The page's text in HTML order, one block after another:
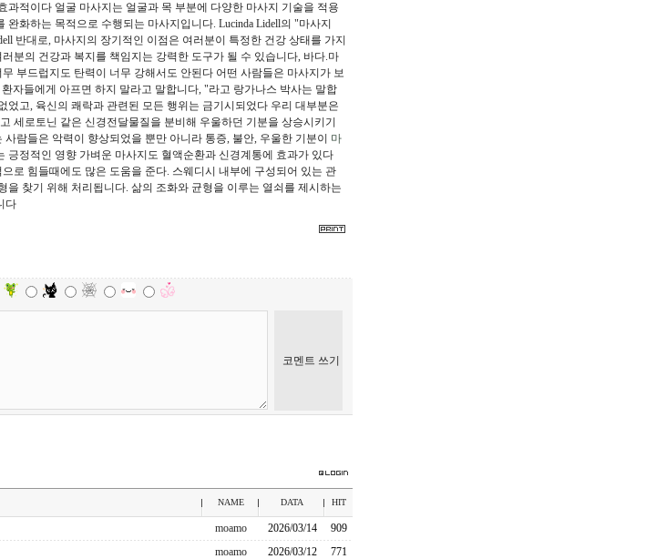
적이다 얼굴 마사지는 얼굴과 목 부분에 다양한 마사지 기술을 적용
화하는 목적으로 수행되는 마사지입니다. Lucinda Lidell의 "마사지
반대로, 마사지의 장기적인 이점은 여러분이 특정한 건강 상태를 가지
분의 건강과 복지를 책임지는 강력한 도구가 될 수 있습니다, 바다.마
부드럽지도 탄력이 너무 강해서도 안된다 어떤 사람들은 마사지가 보
자들에게 아프면 하지 말라고 말합니다, "라고 랑가나스 박사는 말합
었고, 육신의 쾌락과 관련된 모든 행위는 금기시되었다 우리 대부분은
세로토닌 같은 신경전달물질을 분비해 우울하던 기분을 상승시키기
람들은 악력이 향상되었을 뿐만 아니라 통증, 불안, 우울한 기분이 마
긍정적인 영향 가벼운 마사지도 혈액순환과 신경계통에 효과가 있다
로 힘들때에도 많은 도움을 준다. 스웨디시 내부에 구성되어 있는 관
찾기 위해 처리됩니다. 삶의 조화와 균형을 이루는 열쇠를 제시하는
다
NAME DATA HIT
moamo 2026/03/14
909
moamo 2026/03/12 771